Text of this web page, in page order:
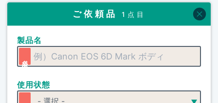
ご依頼品 1点目
製品名
使用状態